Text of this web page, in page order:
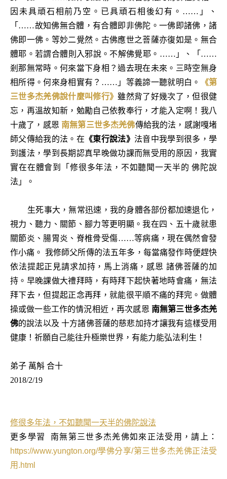
因未具頑石相前乃空。已具頑石相後幻有。……」、
「……故知佛無合體，有合體即非佛陀。一佛即諸佛，諸
佛即一佛。等妙二覺然。古佛應世之菩薩亦復如是。無合
體耶。若謂合體則入邪說。不解佛覺耶。……」、「……
剎那無常時。何來當下身相？過去現在未來。三時空無身
相所得。何來身相實有？……」等義諦一聽就明白。
《第
三世多杰羌佛說什麼叫修行》 雖然背了好幾次了，但很健
忘，再溫故知新，勉勵自己依教奉行，才能入定啊！我八
十歲了，感恩 南無第三世多杰羌佛傳給我的法，感謝嘎堵
師父傳給我的法。在 《東行說法》 法音中我學到很多，學
到護法，學到長期認真早晚做功課而無受用的原因，我實
實在在體會到「修很多年法，不如聽聞一天半的 佛陀說
法」。
生死事大，無常迅速，我的身體各部份都加速退化，
視力、聽力、關節、腳力等更明顯。我在四、五十歲就患
關節炎、腸胃炎、脊椎骨受傷……等病痛，現在偶然會發
作小痛。 我修師父所傳的法五年多，每當痛發作時便趕快
依法提起正見請求加持，馬上消痛，感恩 諸佛菩薩的加
持。早晚課做大禮拜時，有時拜下起快著地時會痛，無法
拜下去，但提起正念再拜，就能很平順不痛的拜完。做體
操或做一些工作的情況相近，再次感恩 南無第三世多杰羌
佛的說法以及 十方諸佛菩薩的慈悲加持才讓我有這樣受用
健康！祈願自己能往升極樂世界，有能力能弘法利生！
弟子 萬斛 合十
2018/2/19
修很多年法，不如聽聞一天半的佛陀說法
更多學習
南無第三世多杰羌佛如來正法受用，請上：
https://www.yungton.org/學佛分享/第三世多杰羌佛正法受
用 .html